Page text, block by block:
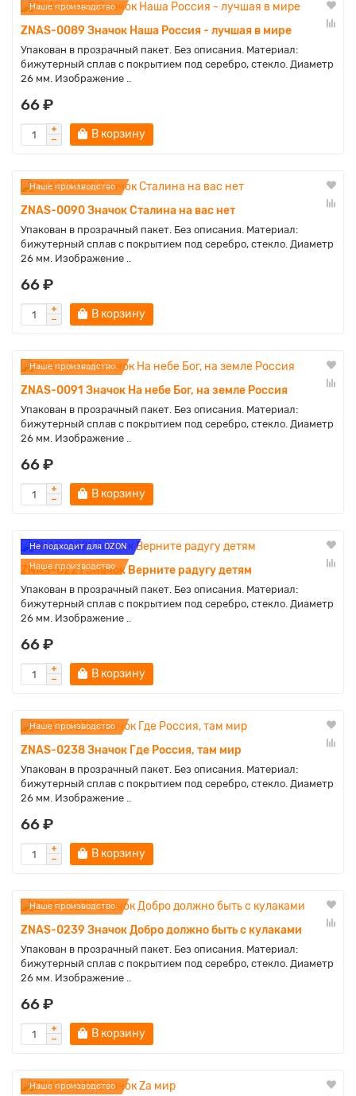
Наше производство
ZNAS-0089 Значок Наша Россия - лучшая в мире
Упакован в прозрачный пакет. Без описания. Материал:
бижутерный сплав с покрытием под серебро, стекло. Диаметр
26 мм. Изображение ..
66 ₽
В корзину
Наше производство
ZNAS-0090 Значок Сталина на вас нет
Упакован в прозрачный пакет. Без описания. Материал:
бижутерный сплав с покрытием под серебро, стекло. Диаметр
26 мм. Изображение ..
66 ₽
В корзину
Наше производство
ZNAS-0091 Значок На небе Бог, на земле Россия
Упакован в прозрачный пакет. Без описания. Материал:
бижутерный сплав с покрытием под серебро, стекло. Диаметр
26 мм. Изображение ..
66 ₽
В корзину
Не подходит для OZON
Наше производство
ZNAS-0221 Значок Верните радугу детям
Упакован в прозрачный пакет. Без описания. Материал:
бижутерный сплав с покрытием под серебро, стекло. Диаметр
26 мм. Изображение ..
66 ₽
В корзину
Наше производство
ZNAS-0238 Значок Где Россия, там мир
Упакован в прозрачный пакет. Без описания. Материал:
бижутерный сплав с покрытием под серебро, стекло. Диаметр
26 мм. Изображение ..
66 ₽
В корзину
Наше производство
ZNAS-0239 Значок Добро должно быть с кулаками
Упакован в прозрачный пакет. Без описания. Материал:
бижутерный сплав с покрытием под серебро, стекло. Диаметр
26 мм. Изображение ..
66 ₽
В корзину
Наше производство